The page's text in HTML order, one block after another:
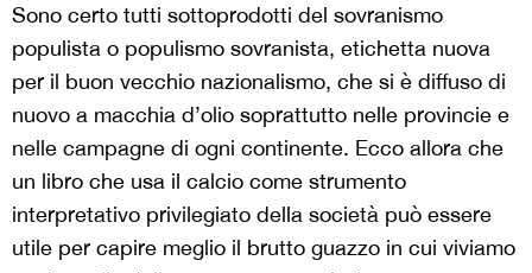
Sono certo tutti sottoprodotti del sovranismo
populista o populismo sovranista, etichetta nuova
per il buon vecchio nazionalismo, che si è diffuso di
nuovo a macchia d’olio soprattutto nelle provincie e
nelle campagne di ogni continente. Ecco allora che
un libro che usa il calcio come strumento
interpretativo privilegiato della società può essere
utile per capire meglio il brutto guazzo in cui viviamo